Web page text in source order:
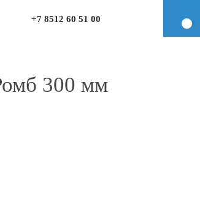
+7 8512 60 51 00
300 мм